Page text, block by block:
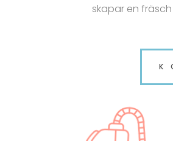
skapar en